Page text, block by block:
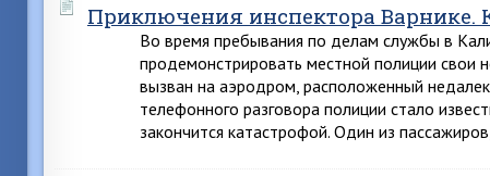
Приключения инспектора Варнике.
Во время пребывания по делам службы в
продемонстрировать местной полиции
вызван на аэродром, расположенный
телефонного разговора полиции стало
закончится катастрофой. Один из